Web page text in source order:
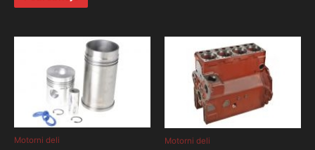
Motorni deli Motorni deli